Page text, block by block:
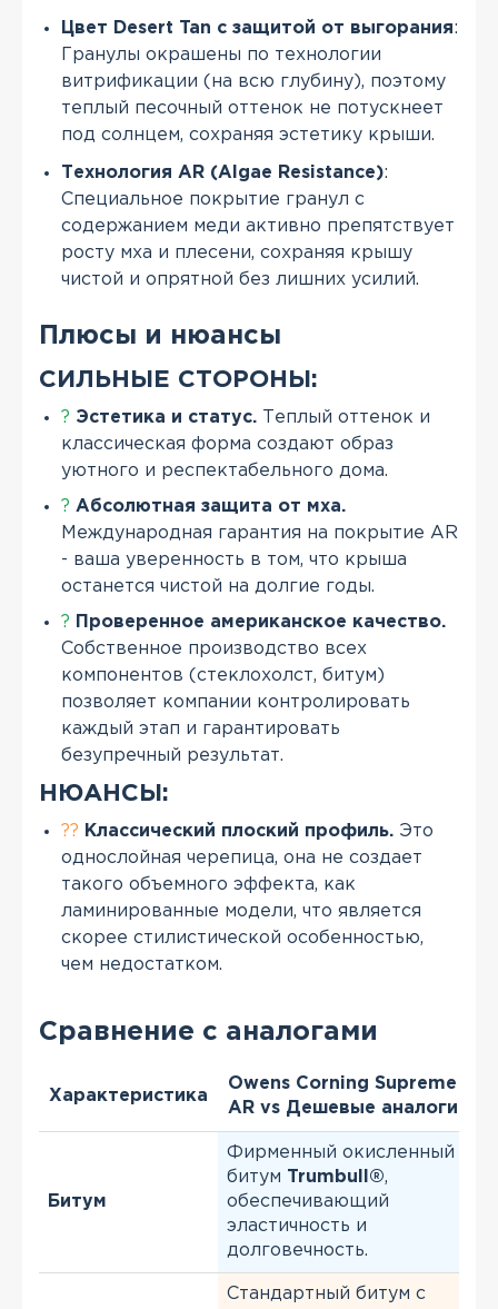
Цвет Desert Tan с защитой от выгорания:
Гранулы окрашены по технологии
витрификации (на всю глубину), поэтому
теплый песочный оттенок не потускнеет
под солнцем, сохраняя эстетику крыши.
Технология AR (Algae Resistance):
Специальное покрытие гранул с
содержанием меди активно препятствует
росту мха и плесени, сохраняя крышу
чистой и опрятной без лишних усилий.
Плюсы и нюансы
СИЛЬНЫЕ СТОРОНЫ:
? Эстетика и статус. Теплый оттенок и
классическая форма создают образ
уютного и респектабельного дома.
? Абсолютная защита от мха.
Международная гарантия на покрытие AR
- ваша уверенность в том, что крыша
останется чистой на долгие годы.
?
Проверенное американское качество.
Собственное производство всех
компонентов (стеклохолст, битум)
позволяет компании контролировать
каждый этап и гарантировать
безупречный результат.
НЮАНСЫ:
?? Классический плоский профиль. Это
однослойная черепица, она не создает
такого объемного эффекта, как
ламинированные модели, что является
скорее стилистической особенностью,
чем недостатком.
Сравнение с аналогами
Характеристика
Owens Corning Supreme
AR vs Дешевые аналоги
Битум
Фирменный окисленный
битум Trumbull®,
обеспечивающий
эластичность и
долговечность.
Стандартный битум с